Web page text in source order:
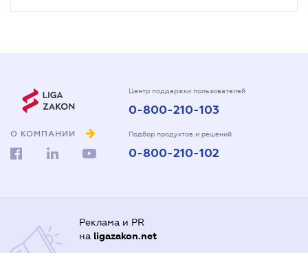
О КОМПАНИИ
Центр поддержки пользователей
0-800-210-103
Подбор продуктов и решений
0-800-210-102
Реклама и PR
на ligazakon.net